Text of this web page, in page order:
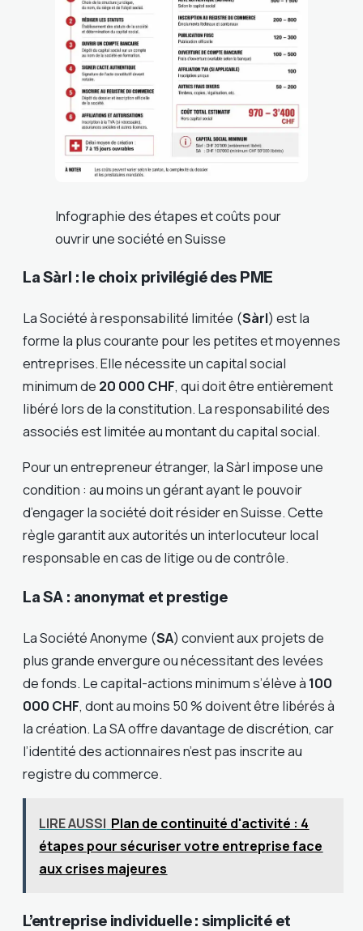
Infographie des étapes et coûts pour
ouvrir une société en Suisse
La Sàrl : le choix privilégié des PME
La Société à responsabilité limitée (Sàrl) est la
forme la plus courante pour les petites et moyennes
entreprises. Elle nécessite un capital social
minimum de 20 000 CHF, qui doit être entièrement
libéré lors de la constitution. La responsabilité des
associés est limitée au montant du capital social.
Pour un entrepreneur étranger, la Sàrl impose une
condition : au moins un gérant ayant le pouvoir
d’engager la société doit résider en Suisse. Cette
règle garantit aux autorités un interlocuteur local
responsable en cas de litige ou de contrôle.
La SA : anonymat et prestige
La Société Anonyme (SA) convient aux projets de
plus grande envergure ou nécessitant des levées
de fonds. Le capital-actions minimum s’élève à 100
000 CHF, dont au moins 50 % doivent être libérés à
la création. La SA offre davantage de discrétion, car
l’identité des actionnaires n’est pas inscrite au
registre du commerce.
LIRE AUSSI Plan de continuité d'activité : 4
étapes pour sécuriser votre entreprise face
aux crises majeures
L’entreprise individuelle : simplicité et